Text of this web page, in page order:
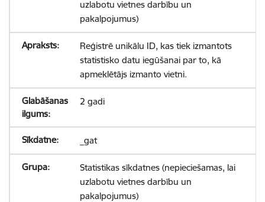
uzlabotu vietnes darbību un
pakalpojumus)
Reģistrē unikālu ID, kas tiek izmantots
statistisko datu iegūšanai par to, kā
apmeklētājs izmanto vietni.
2 gadi
_gat
Statistikas sīkdatnes (nepieciešamas, lai
uzlabotu vietnes darbību un
pakalpojumus)